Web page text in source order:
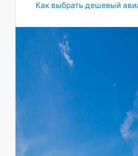
Как выбрать дешевый